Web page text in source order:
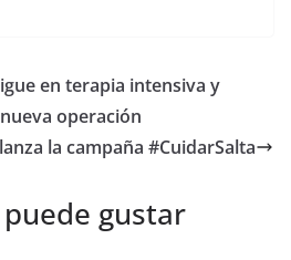
p
ar
ti
en terapia intensiva y
operación
la campaña #CuidarSalta
gustar